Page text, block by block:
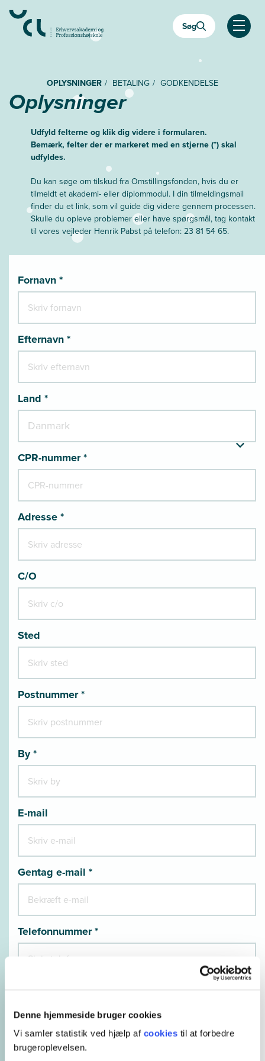
Denne hjemmeside bruger cookies
Vi samler statistik ved hjælp af cookies til at forbedre
brugeroplevelsen.
hovedindhold
Søg
Åben
OPLYSNINGER BETALING GODKENDELSE
Oplysninger
Udfyld felterne og klik dig videre i formularen.
Bemærk, felter der er markeret med en stjerne (*) skal
udfyldes.
Du kan søge om tilskud fra Omstillingsfonden, hvis du er
tilmeldt et akademi- eller diplommodul. I din tilmeldingsmail
finder du et link, som vil guide dig videre gennem processen.
Skulle du opleve problemer eller have spørgsmål, tag kontakt
til vores vejleder Henrik Pabst på telefon: 23 81 54 65.
Fornavn *
Efternavn *
Land *
CPR-nummer *
Adresse *
C/O
Sted
Postnummer *
By *
E-mail
Gentag e-mail *
Telefonnummer *